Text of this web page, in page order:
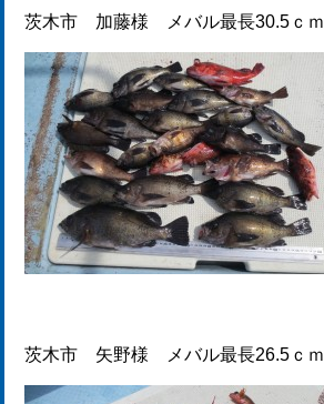
茨木市 加藤様 メバル最長30.5ｃｍ
茨木市 矢野様 メバル最長26.5ｃｍ